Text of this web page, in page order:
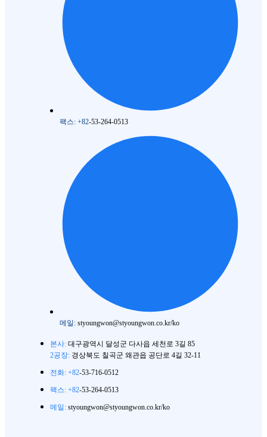
팩스: +82-53-264-0513
메일: styoungwon@styoungwon.co.kr/ko
본사: 대구광역시 달성군 다사읍 세천로 3길 85
2공장: 경상북도 칠곡군 왜관읍 공단로 4길 32-11
전화: +82-53-716-0512
팩스: +82-53-264-0513
메일: styoungwon@styoungwon.co.kr/ko